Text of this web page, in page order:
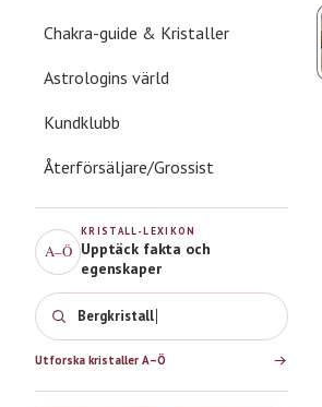
Chakra-guide & Kristaller
Astrologins värld
Kundklubb
Återförsäljare/Grossist
A–Ö
KRISTALL-LEXIKON
Upptäck fakta och
egenskaper
Ber
Utforska kristaller A–Ö